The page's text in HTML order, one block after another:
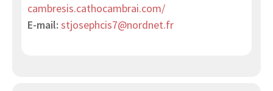
cambresis.cathocambrai.com/
E-mail: stjosephcis7@nordnet.fr